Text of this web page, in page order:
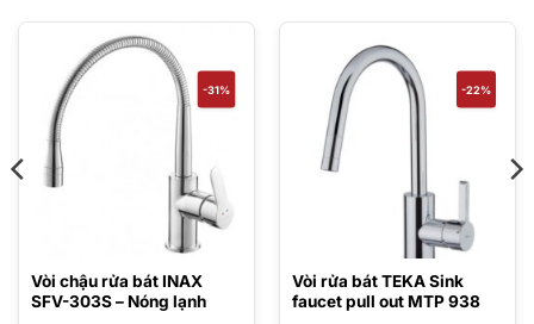
-31%
Vòi chậu rửa bát INAX
SFV-303S – Nóng lạnh
-22%
Vòi rửa bát TEKA Sink
faucet pull out MTP 938